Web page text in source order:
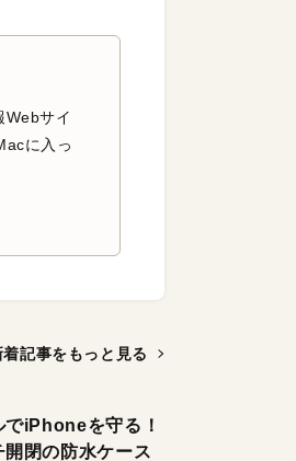
Webサイ
に入っ
記事をもっと見る
でiPhoneを守る！
開閉の防水ケース